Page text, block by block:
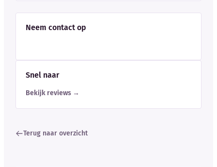
Neem contact op
Snel naar
Bekijk reviews →
Terug naar overzicht